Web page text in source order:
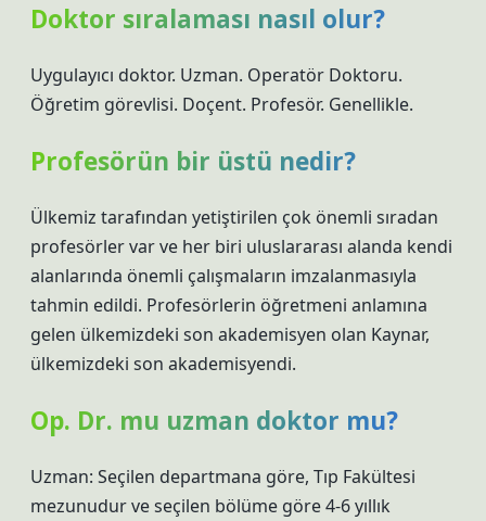
Doktor sıralaması nasıl olur?
Uygulayıcı doktor. Uzman. Operatör Doktoru.
Öğretim görevlisi. Doçent. Profesör. Genellikle.
Profesörün bir üstü nedir?
Ülkemiz tarafından yetiştirilen çok önemli sıradan
profesörler var ve her biri uluslararası alanda kendi
alanlarında önemli çalışmaların imzalanmasıyla
tahmin edildi. Profesörlerin öğretmeni anlamına
gelen ülkemizdeki son akademisyen olan Kaynar,
ülkemizdeki son akademisyendi.
Op. Dr. mu uzman doktor mu?
Uzman: Seçilen departmana göre, Tıp Fakültesi
mezunudur ve seçilen bölüme göre 4-6 yıllık